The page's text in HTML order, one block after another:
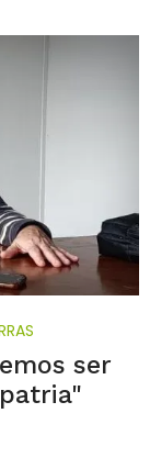
ser